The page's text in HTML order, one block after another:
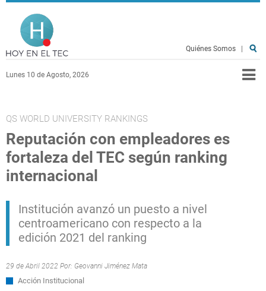
Pasar al contenido principal
Lunes 10 de Agosto, 2026
Quiénes Somos
QS WORLD UNIVERSITY RANKINGS
Reputación con empleadores es
fortaleza del TEC según ranking
internacional
Institución avanzó un puesto a nivel
centroamericano con respecto a la
edición 2021 del ranking
29 de Abril 2022 Por: Geovanni Jiménez Mata
Acción Institucional